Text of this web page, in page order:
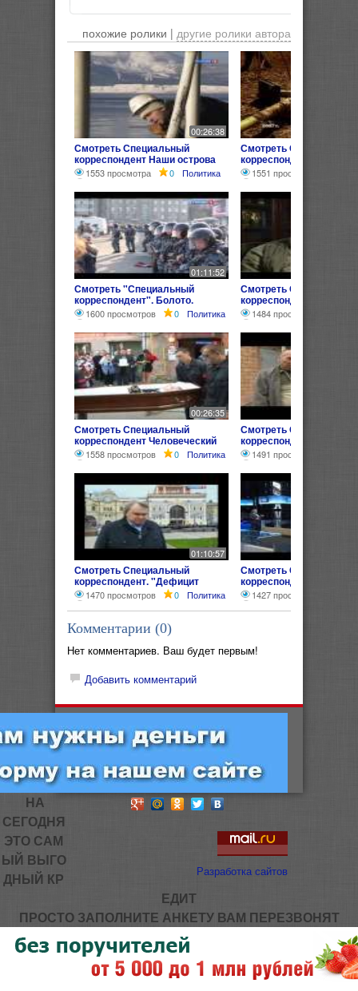
похожие ролики | другие ролики автора
00:26:38
Смотреть Специальный
корреспондент Наши острова
РЕПОРТАЖ
1553 просмотра 0 Политика
Смотреть Специальный
корреспондент МУР
порядка РЕПОРТАЖ
1551 просмотр
01:11:52
Смотреть "Специальный
корреспондент". Болото.
1600 просмотров 0 Политика
Смотреть Специальный
корреспондент:
08.10.2013
1484 просмотра
00:26:35
Смотреть Специальный
корреспондент Человеческий
ФАКТОР РЕПОРТАЖ
1558 просмотров 0 Политика
Смотреть Специальный
корреспондент
1491 просмотр
01:10:57
Смотреть Специальный
корреспондент. "Дефицит
памяти" (21.05.2013) Фильм
Аркадия Мамонтова
1470 просмотров 0 Политика
Смотреть Специальный
корреспондент. О
здоровье (16.04.2013)
1427 просмотров
Комментарии (0)
Нет комментариев. Ваш будет первым!
Добавить комментарий
Разработка сайтов
НА
СЕГОДНЯ
ЭТО САМ
ЫЙ ВЫГО
ДНЫЙ КР
ЕДИТ
ПРОСТО ЗАПОЛНИТЕ АНКЕТУ ВАМ ПЕРЕЗВОНЯТ